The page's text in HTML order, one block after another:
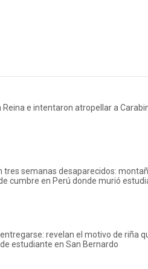
Reina e intentaron atropellar a
tres semanas desaparecidos:
cumbre en Perú donde murió
revelan el motivo de riña
estudiante en San Bernardo